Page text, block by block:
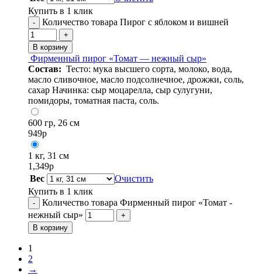
Купить в 1 клик
- Количество товара Пирог с яблоком и вишней
+
В корзину
Фирменный пирог «Томат — нежный сыр»
Состав: Тесто: мука высшего сорта, молоко, вода,
масло сливочное, масло подсолнечное, дрожжи, соль,
сахар Начинка: сыр моцарелла, сыр сулугуни,
помидоры, томатная паста, соль.
600 гр, 26 см
949р
1 кг, 31 см
1,349р
Вес
Очистить
Купить в 1 клик
-
Количество товара Фирменный пирог «Томат -
нежный сыр»
+
В корзину
1
2
→